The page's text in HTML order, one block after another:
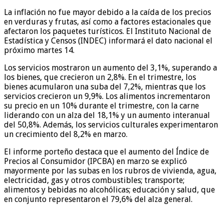
La inflación no fue mayor debido a la caída de los precios
en verduras y frutas, así como a factores estacionales que
afectaron los paquetes turísticos. El Instituto Nacional de
Estadística y Censos (INDEC) informará el dato nacional el
próximo martes 14.
Los servicios mostraron un aumento del 3,1%, superando a
los bienes, que crecieron un 2,8%. En el trimestre, los
bienes acumularon una suba del 7,2%, mientras que los
servicios crecieron un 9,9%. Los alimentos incrementaron
su precio en un 10% durante el trimestre, con la carne
liderando con un alza del 18,1% y un aumento interanual
del 50,8%. Además, los servicios culturales experimentaron
un crecimiento del 8,2% en marzo.
El informe porteño destaca que el aumento del Índice de
Precios al Consumidor (IPCBA) en marzo se explicó
mayormente por las subas en los rubros de vivienda, agua,
electricidad, gas y otros combustibles; transporte;
alimentos y bebidas no alcohólicas; educación y salud, que
en conjunto representaron el 79,6% del alza general.